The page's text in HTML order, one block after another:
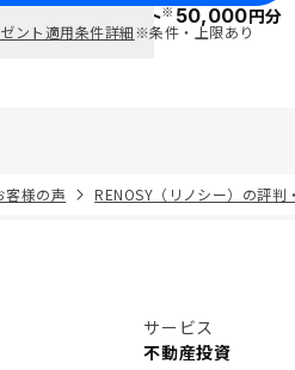
ポイント※50,000円分
ント適用条件詳細※条件・上限あり
客様の声 RENOSY（リノシー）の評判
サービス
不動産投資